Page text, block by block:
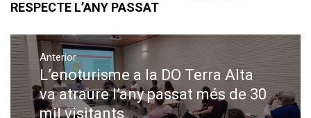
RESPECTE L’ANY PASSAT
Navegació
d'entrades
Anterior
Previous
post:
L’enoturisme a la DO Terra Alta
va atraure l’any passat més de 30
mil visitants